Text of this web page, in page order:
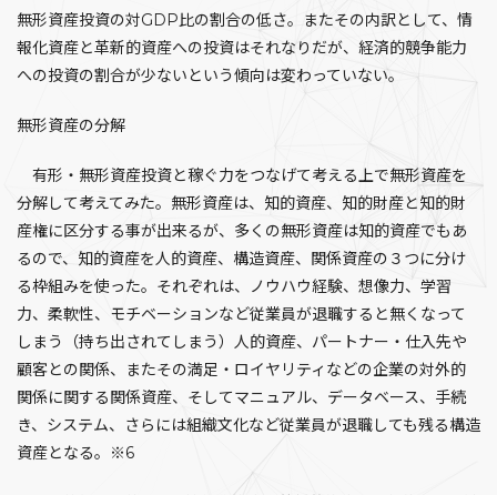
無形資産投資の対GDP比の割合の低さ。またその内訳として、情
報化資産と革新的資産への投資はそれなりだが、経済的競争能力
への投資の割合が少ないという傾向は変わっていない。
無形資産の分解
有形・無形資産投資と稼ぐ力をつなげて考える上で無形資産を
分解して考えてみた。無形資産は、知的資産、知的財産と知的財
産権に区分する事が出来るが、多くの無形資産は知的資産でもあ
るので、知的資産を人的資産、構造資産、関係資産の３つに分け
る枠組みを使った。それぞれは、ノウハウ経験、想像力、学習
力、柔軟性、モチベーションなど従業員が退職すると無くなって
しまう（持ち出されてしまう）人的資産、パートナー・仕入先や
顧客との関係、またその満足・ロイヤリティなどの企業の対外的
関係に関する関係資産、そしてマニュアル、データベース、手続
き、システム、さらには組織文化など従業員が退職しても残る構造
資産となる。※6